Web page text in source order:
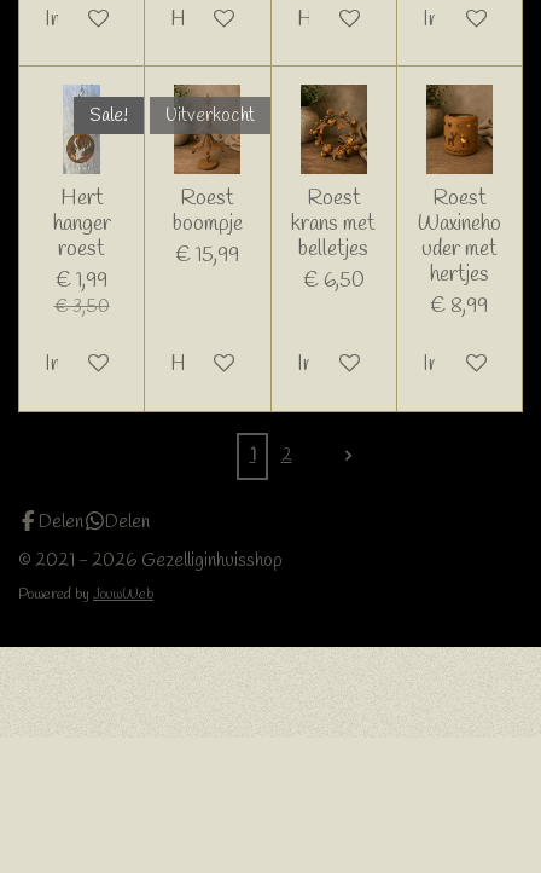
In winkelwagen Houd mij op de hoogteHoud mij op de hoogte
In
Sale!
Hert
hanger
roest
€ 1,99
€ 3,50
In winkelwagen
Uitverkocht
Roest
boompje
€ 15,99
Houd mij op de hoogte
Roest
krans met
belletjes
€ 6,50
In winkelwagen
Roest
Waxineho
uder met
hertjes
€ 8,99
In
1 2
Delen
Delen
© 2021 - 2026 Gezelliginhuisshop
Powered by JouwWeb